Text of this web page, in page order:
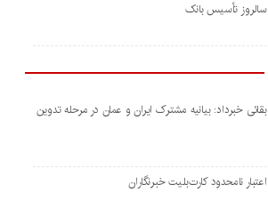
سالروز تأسیس بانک
بقائی خبرداد: بیانیه مشترک ایران و عمان در مرحله تدوین
اعتبار نامحدود کارت‌بلیت خبرنگاران